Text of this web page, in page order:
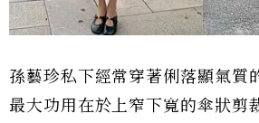
孫藝珍私下經常穿著俐落顯氣質
最大功用在於上窄下寬的傘狀剪